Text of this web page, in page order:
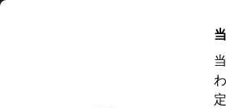
オーナーサポ